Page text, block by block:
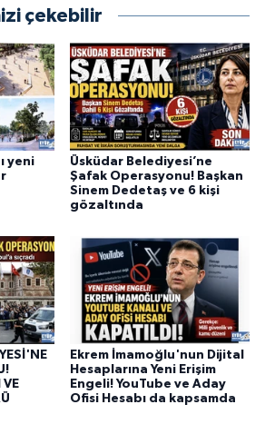
çekebilir
yeni
Üsküdar Belediyesi’ne
Şafak Operasyonu! Başkan
Sinem Dedetaş ve 6 kişi
gözaltında
VE
Ekrem İmamoğlu'nun Dijital
Hesaplarına Yeni Erişim
Engeli! YouTube ve Aday
Ofisi Hesabı da kapsamda